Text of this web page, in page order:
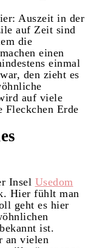
Auszeit in der
auf Zeit sind
die
einen
einmal
den zieht es
auf viele
Fleckchen Erde
Insel Usedom
Hier fühlt man
geht es hier
ist.
an vielen